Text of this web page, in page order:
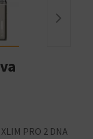
PRO 2 DNA